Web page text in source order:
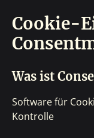
Cookie-
Was ist
Software für
Kontrolle